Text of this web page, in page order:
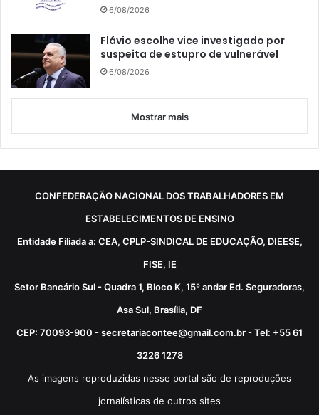
6/08/2026
Flávio escolhe vice investigado por
suspeita de estupro de vulnerável
6/08/2026
Mostrar mais
CONFEDERAÇÃO NACIONAL DOS TRABALHADORES EM
ESTABELECIMENTOS DE ENSINO
Entidade Filiada a: CEA, CPLP-SINDICAL DE EDUCAÇÃO, DIEESE,
FISE, IE
Setor Bancário Sul - Quadra 1, Bloco K, 15º andar Ed. Seguradoras,
Asa Sul, Brasília, DF
CEP: 70093-900 - secretariacontee@gmail.com.br - Tel: +55 61
3226 1278
As imagens reproduzidas nesse portal são de reproduções
jornalísticas de outros sites